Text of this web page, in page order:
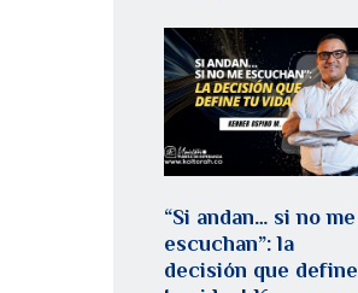
“Si andan… si no me
escuchan”: la
decisión que define